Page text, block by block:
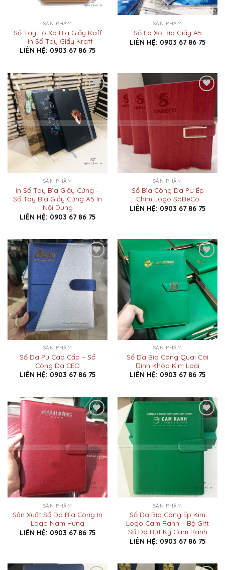
SẢN PHẨM
Sổ Tay Lò Xo Bìa Giấy Kaff
– In Sổ Tay Giấy Kraff
LIÊN HỆ: 0903 67 86 75
SẢN PHẨM
Sổ Lò Xo Bìa Giấy A5
LIÊN HỆ: 0903 67 86 75
Add to
Wishlist
SẢN PHẨM
In Sổ Tay Bìa Giấy Cứng –
Sổ Tay Bìa Giấy Cứng A5 In
Nội Dung
LIÊN HỆ: 0903 67 86 75
SẢN PHẨM
Sổ Bìa Còng Da PU Ép
Chìm Logo SaBeCo
LIÊN HỆ: 0903 67 86 75
Wishlist
SẢN PHẨM
Sổ Da Pu Cao Cấp – Sổ
Còng Da CEO
LIÊN HỆ: 0903 67 86 75
Add to
Wishlist
SẢN PHẨM
Sổ Da Bìa Còng Quai Cài
Đính Khóa Kim Loại
LIÊN HỆ: 0903 67 86 75
Add to
SẢN PHẨM
Sản Xuất Sổ Da Bìa Còng In
Logo Nam Hưng
LIÊN HỆ: 0903 67 86 75
Add to
Wishlist
SẢN PHẨM
Sổ Da Bìa Còng Ép Kim
Logo Cam Ranh – Bộ Gift
Sổ Da Bút Ký Cam Ranh
LIÊN HỆ: 0903 67 86 75